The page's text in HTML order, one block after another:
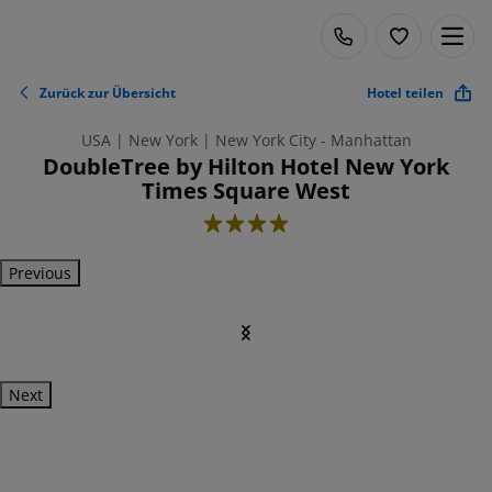
Zurück zur Übersicht Hotel teilen
USA | New York | New York City - Manhattan
DoubleTree by Hilton Hotel New York
Times Square West
4
Previous
Next